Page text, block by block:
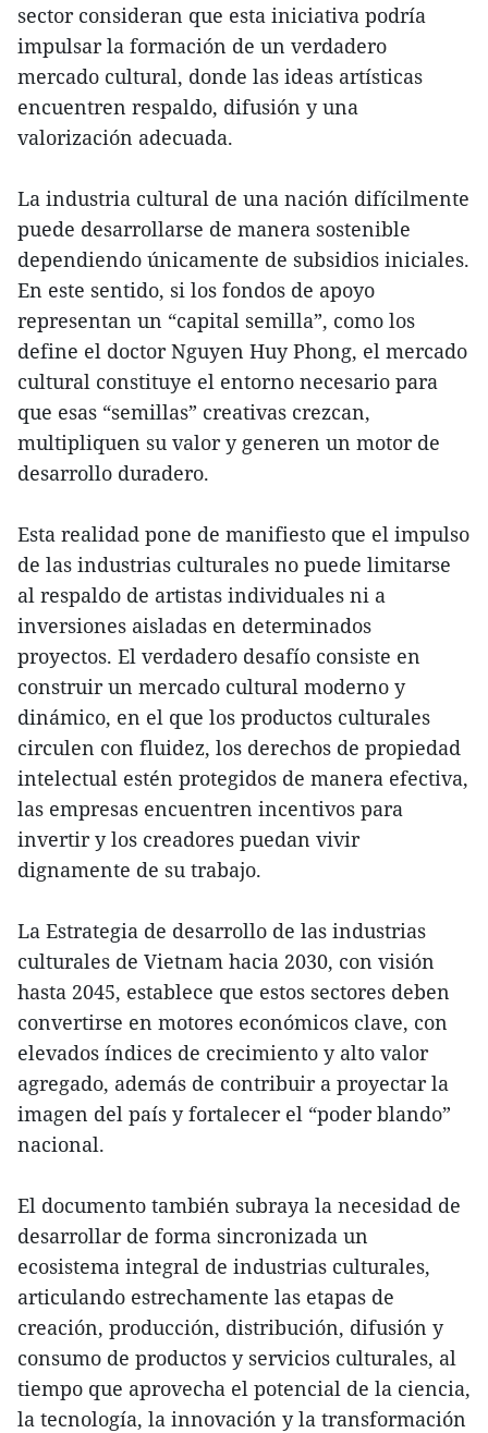
sector consideran que esta iniciativa podría
impulsar la formación de un verdadero
mercado cultural, donde las ideas artísticas
encuentren respaldo, difusión y una
valorización adecuada.
La industria cultural de una nación difícilmente
puede desarrollarse de manera sostenible
dependiendo únicamente de subsidios iniciales.
En este sentido, si los fondos de apoyo
representan un “capital semilla”, como los
define el doctor Nguyen Huy Phong, el mercado
cultural constituye el entorno necesario para
que esas “semillas” creativas crezcan,
multipliquen su valor y generen un motor de
desarrollo duradero.
Esta realidad pone de manifiesto que el impulso
de las industrias culturales no puede limitarse
al respaldo de artistas individuales ni a
inversiones aisladas en determinados
proyectos. El verdadero desafío consiste en
construir un mercado cultural moderno y
dinámico, en el que los productos culturales
circulen con fluidez, los derechos de propiedad
intelectual estén protegidos de manera efectiva,
las empresas encuentren incentivos para
invertir y los creadores puedan vivir
dignamente de su trabajo.
La Estrategia de desarrollo de las industrias
culturales de Vietnam hacia 2030, con visión
hasta 2045, establece que estos sectores deben
convertirse en motores económicos clave, con
elevados índices de crecimiento y alto valor
agregado, además de contribuir a proyectar la
imagen del país y fortalecer el “poder blando”
nacional.
El documento también subraya la necesidad de
desarrollar de forma sincronizada un
ecosistema integral de industrias culturales,
articulando estrechamente las etapas de
creación, producción, distribución, difusión y
consumo de productos y servicios culturales, al
tiempo que aprovecha el potencial de la ciencia,
la tecnología, la innovación y la transformación